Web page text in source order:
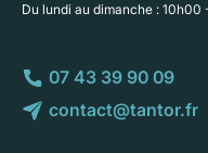
Du lundi au dimanche : 10h00
07 43 39 90 09
contact@tantor.fr